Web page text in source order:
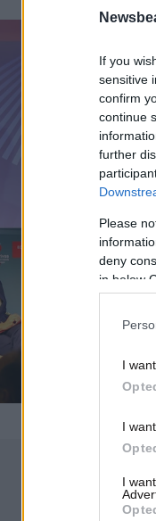
If you
sensitive
confirm
continue
further
Please
deny
in below
I
I
I